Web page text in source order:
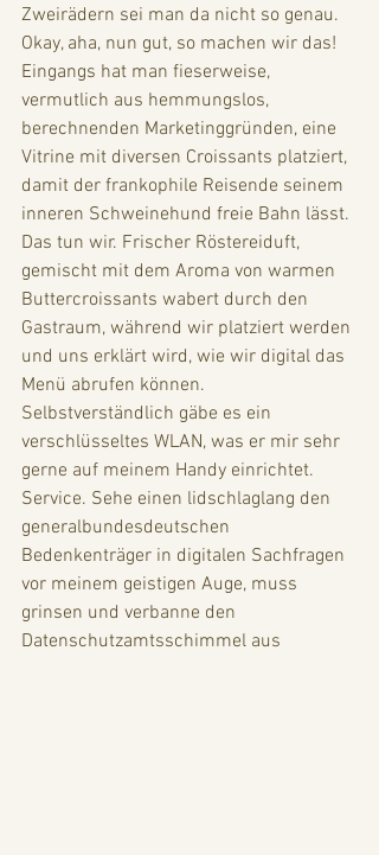
Zweirädern sei man da nicht so genau.
Okay, aha, nun gut, so machen wir das!
Eingangs hat man fieserweise,
vermutlich aus hemmungslos,
berechnenden Marketinggründen, eine
Vitrine mit diversen Croissants platziert,
damit der frankophile Reisende seinem
inneren Schweinehund freie Bahn lässt.
Das tun wir. Frischer Röstereiduft,
gemischt mit dem Aroma von warmen
Buttercroissants wabert durch den
Gastraum, während wir platziert werden
und uns erklärt wird, wie wir digital das
Menü abrufen können.
Selbstverständlich gäbe es ein
verschlüsseltes WLAN, was er mir sehr
gerne auf meinem Handy einrichtet.
Service. Sehe einen lidschlaglang den
generalbundesdeutschen
Bedenkenträger in digitalen Sachfragen
vor meinem geistigen Auge, muss
grinsen und verbanne den
Datenschutzamtsschimmel aus